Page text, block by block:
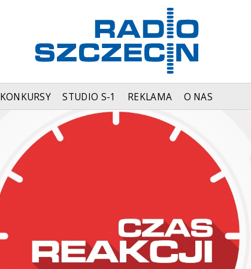
KONKURSY STUDIO S-1 REKLAMA O NAS